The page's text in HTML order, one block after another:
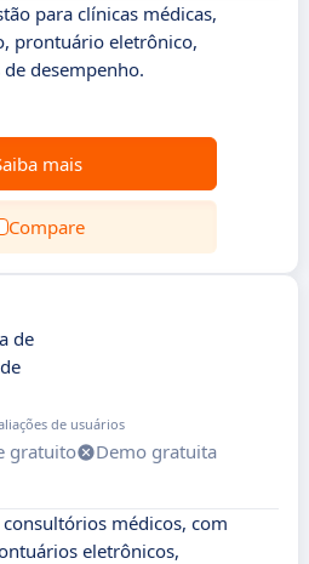
para clínicas médicas,
prontuário eletrônico,
desempenho.
mais
Compare
de
de usuários
gratuito
Demo gratuita
médicos, com
eletrônicos,